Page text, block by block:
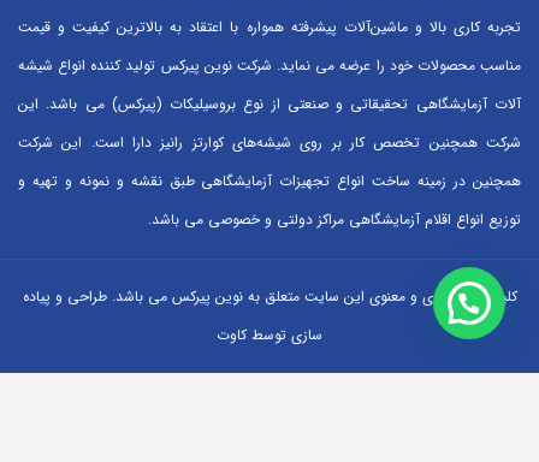
تجربه کاری بالا و ماشین‌آلات پیشرفته همواره با اعتقاد به بالاترین کیفیت و قیمت
مناسب محصولات خود را عرضه می نماید. شرکت نوین پیرکس تولید کننده انواع شیشه
آلات آزمایشگاهی تحقیقاتی و صنعتی از نوع بروسیلیکات (پیرکس) می باشد. این
شرکت همچنین تخصص کار بر روی شیشه‌های کوارتز رانیز دارا است. این شرکت
همچنین در زمینه ساخت انواع تجهیزات آزمایشگاهی طبق نقشه و نمونه و تهیه و
توزیع انواع اقلام آزمایشگاهی ‌مراکز دولتی و خصوصی می باشد.
کلیه حقوق مادی و معنوی این سایت متعلق به نوین پیرکس می باشد. طراحی و پیاده
سازی توسط کاوت